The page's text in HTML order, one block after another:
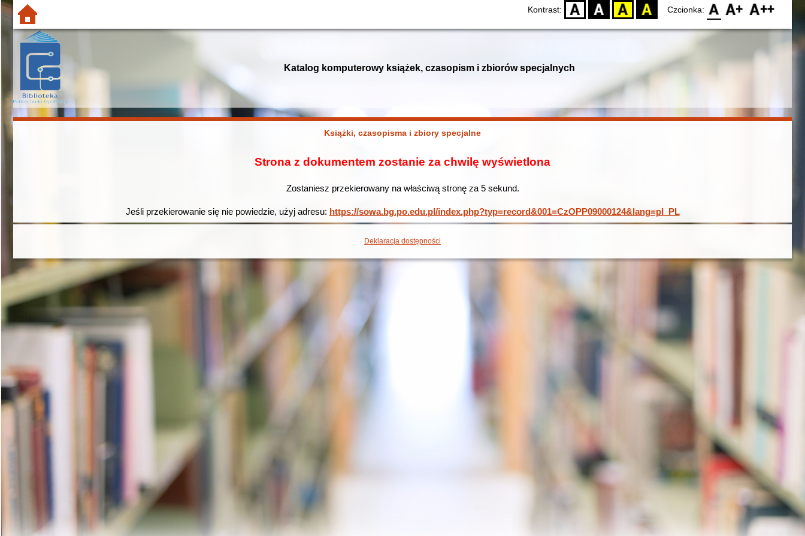
Kontrast: D BW YB BY Czcionka: F0 F1 F2
Katalog komputerowy książek, czasopism i zbiorów specjalnych
Książki, czasopisma i zbiory specjalne
Strona z dokumentem zostanie za chwilę wyświetlona
Zostaniesz przekierowany na właściwą stronę za 4sekund.
Jeśli przekierowanie się nie powiedzie, użyj adresu: https://sowa.bg.po.edu.pl/index.php?typ=record&001=CzOPP09000124&lang=pl_PL
Deklaracja dostępności